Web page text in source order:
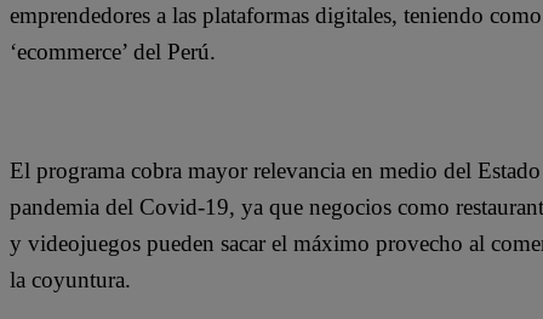
emprendedores a las plataformas digitales, teniendo
‘ecommerce’ del Perú.
El programa cobra mayor relevancia en medio del
pandemia del Covid-19, ya que negocios como
y videojuegos pueden sacar el máximo provecho al
la coyuntura.